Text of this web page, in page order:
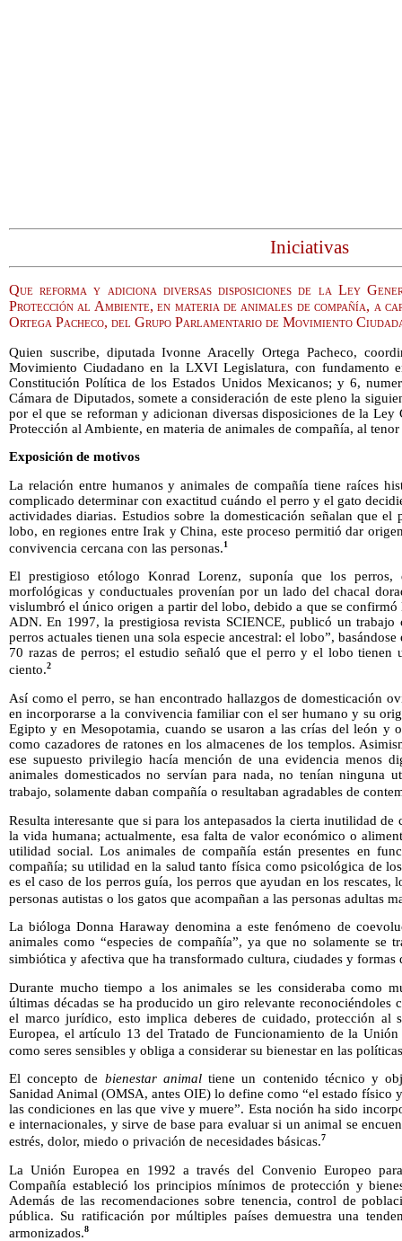
Iniciativas
Que reforma y adiciona diversas disposiciones de la Ley
Protección al Ambiente, en materia de animales de compañía, a
Ortega Pacheco, del Grupo Parlamentario de Movimiento
Quien suscribe, diputada Ivonne Aracelly Ortega Pacheco,
Movimiento Ciudadano en la LXVI Legislatura, con fundamento
Constitución Política de los Estados Unidos Mexicanos; y 6,
Cámara de Diputados, somete a consideración de este pleno la
por el que se reforman y adicionan diversas disposiciones de la
Protección al Ambiente, en materia de animales de compañía, al
Exposición de motivos
La relación entre humanos y animales de compañía tiene raíces
complicado determinar con exactitud cuándo el perro y el gato
actividades diarias. Estudios sobre la domesticación señalan que
lobo, en regiones entre Irak y China, este proceso permitió dar
convivencia cercana con las personas.1
El prestigioso etólogo Konrad Lorenz, suponía que los perros,
morfológicas y conductuales provenían por un lado del chacal
vislumbró el único origen a partir del lobo, debido a que se
ADN. En 1997, la prestigiosa revista SCIENCE, publicó un trabajo
perros actuales tienen una sola especie ancestral: el lobo”,
70 razas de perros; el estudio señaló que el perro y el lobo tienen
ciento.2
Así como el perro, se han encontrado hallazgos de domesticación
en incorporarse a la convivencia familiar con el ser humano y su
Egipto y en Mesopotamia, cuando se usaron a las crías del león y
como cazadores de ratones en los almacenes de los templos.
ese supuesto privilegio hacía mención de una evidencia menos
animales domesticados no servían para nada, no tenían ninguna
trabajo, solamente daban compañía o resultaban agradables de
Resulta interesante que si para los antepasados la cierta inutilidad
la vida humana; actualmente, esa falta de valor económico o
utilidad social. Los animales de compañía están presentes en
compañía; su utilidad en la salud tanto física como psicológica de
es el caso de los perros guía, los perros que ayudan en los rescates,
personas autistas o los gatos que acompañan a las personas adultas
La bióloga Donna Haraway denomina a este fenómeno de
animales como “especies de compañía”, ya que no solamente se
simbiótica y afectiva que ha transformado cultura, ciudades y formas
Durante mucho tiempo a los animales se les consideraba como
últimas décadas se ha producido un giro relevante reconociéndoles
el marco jurídico, esto implica deberes de cuidado, protección al
Europea, el artículo 13 del Tratado de Funcionamiento de la
como seres sensibles y obliga a considerar su bienestar en las
El concepto de bienestar animaltiene un contenido técnico y
Sanidad Animal (OMSA, antes OIE) lo define como “el estado físico
las condiciones en las que vive y muere”. Esta noción ha sido
e internacionales, y sirve de base para evaluar si un animal se
estrés, dolor, miedo o privación de necesidades básicas.7
La Unión Europea en 1992 a través del Convenio Europeo
Compañía estableció los principios mínimos de protección y
Además de las recomendaciones sobre tenencia, control de
pública. Su ratificación por múltiples países demuestra una
armonizados.8